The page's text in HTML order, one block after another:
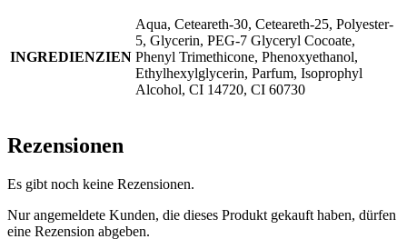
INGREDIENZIEN
Aqua, Ceteareth-30, Ceteareth-25, Polyester-
5, Glycerin, PEG-7 Glyceryl Cocoate,
Phenyl Trimethicone, Phenoxyethanol,
Ethylhexylglycerin, Parfum, Isoprophyl
Alcohol, CI 14720, CI 60730
Rezensionen
Es gibt noch keine Rezensionen.
Nur angemeldete Kunden, die dieses Produkt gekauft haben, dürfen
eine Rezension abgeben.